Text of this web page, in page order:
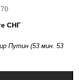
СНГ
Путин (53 мин. 53